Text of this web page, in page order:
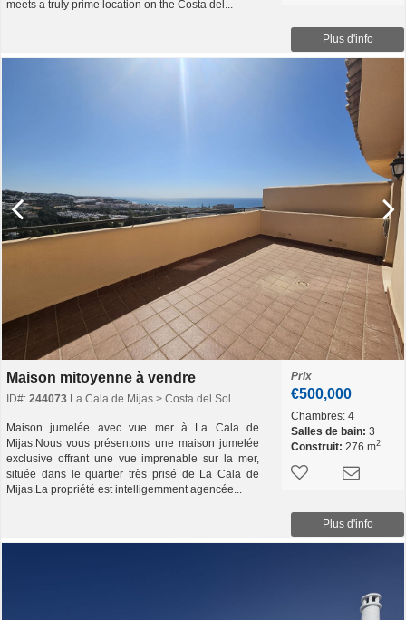
meets a truly prime location on the Costa del...
Plus d'info
Maison mitoyenne à vendre
ID#: 244073 La Cala de Mijas > Costa del Sol
Maison jumelée avec vue mer à La Cala de
Mijas.Nous vous présentons une maison jumelée
exclusive offrant une vue imprenable sur la mer,
située dans le quartier très prisé de La Cala de
Mijas.La propriété est intelligemment agencée...
Prix
€500,000
Chambres: 4
Salles de bain: 3
Construit: 276 m2
Plus d'info